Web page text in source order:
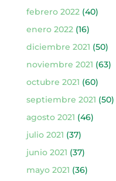
febrero 2022(40)
enero 2022(16)
diciembre 2021 (50)
noviembre 2021 (63)
octubre 2021 (60)
septiembre 2021 (50)
agosto 2021 (46)
julio 2021 (37)
junio 2021 (37)
mayo 2021 (36)